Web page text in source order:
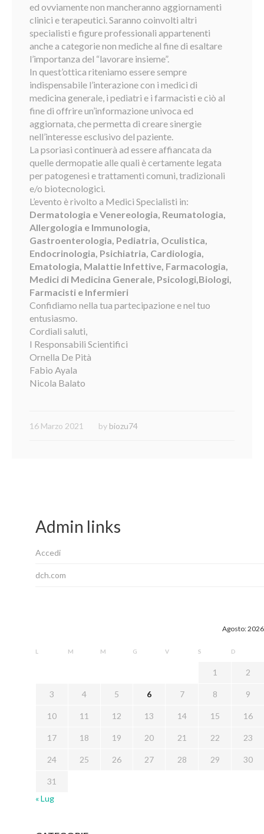
ed ovviamente non mancheranno aggiornamenti
clinici e terapeutici. Saranno coinvolti altri
specialisti e figure professionali appartenenti
anche a categorie non mediche al fine di esaltare
l’importanza del “lavorare insieme”.
In quest’ottica riteniamo essere sempre
indispensabile l’interazione con i medici di
medicina generale, i pediatri e i farmacisti e ciò al
fine di offrire un’informazione univoca ed
aggiornata, che permetta di creare sinergie
nell’interesse esclusivo del paziente.
La psoriasi continuerà ad essere affiancata da
quelle dermopatie alle quali è certamente legata
per patogenesi e trattamenti comuni, tradizionali
e/o biotecnologici.
L’evento è rivolto a Medici Specialisti in:
Dermatologia e Venereologia, Reumatologia,
Allergologia e Immunologia,
Gastroenterologia, Pediatria, Oculistica,
Endocrinologia, Psichiatria, Cardiologia,
Ematologia, Malattie Infettive, Farmacologia,
Medici di Medicina Generale, Psicologi,Biologi,
Farmacisti e Infermieri
Confidiamo nella tua partecipazione e nel tuo
entusiasmo.
Cordiali saluti,
I Responsabili Scientifici
Ornella De Pità
Fabio Ayala
Nicola Balato
16 Marzo 2021 by biozu74
Admin links
Accedi
dch.com
Agosto: 2026
L M M G V S D
1 2
3 4 5 6 7 8 9
10 11 12 13 14 15 16
17 18 19 20 21 22 23
24 25 26 27 28 29 30
31
« Lug